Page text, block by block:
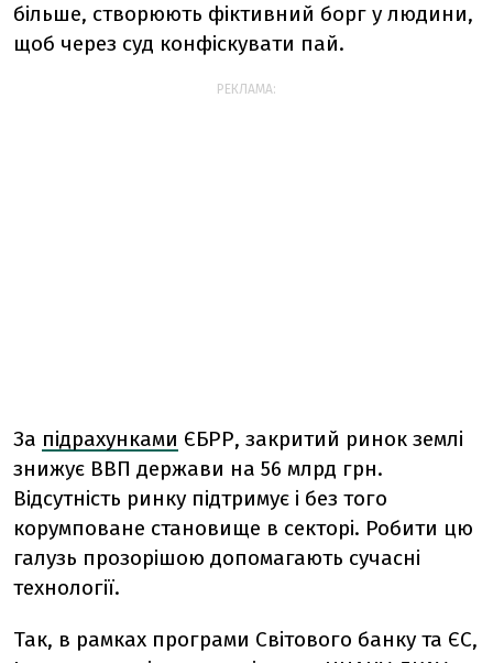
більше, створюють фіктивний борг у людини,
щоб через суд конфіскувати пай.
РЕКЛАМА:
За підрахунками ЄБРР, закритий ринок землі
знижує ВВП держави на 56 млрд грн.
Відсутність ринку підтримує і без того
корумповане становище в секторі. Робити цю
галузь прозорішою допомагають сучасні
технології.
Так, в рамках програми Світового банку та ЄС,